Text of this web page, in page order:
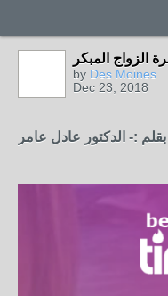
الزواج المبكر
by Des Moines
Dec 23, 2018
:- الدكتور عادل عامر